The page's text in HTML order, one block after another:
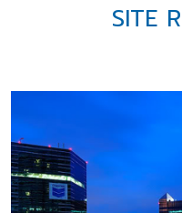
SITE